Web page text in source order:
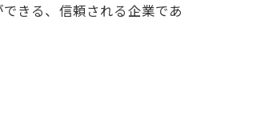
きる、信頼される企業であ